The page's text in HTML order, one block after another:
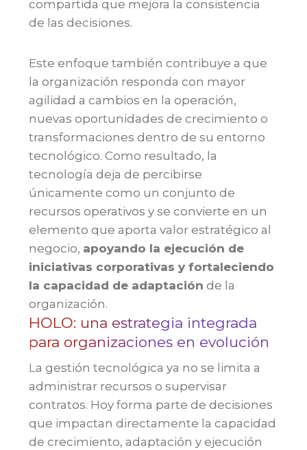
compartida que mejora la consistencia
de las decisiones.
Este enfoque también contribuye a que
la organización responda con mayor
agilidad a cambios en la operación,
nuevas oportunidades de crecimiento o
transformaciones dentro de su entorno
tecnológico. Como resultado, la
tecnología deja de percibirse
únicamente como un conjunto de
recursos operativos y se convierte en un
elemento que aporta valor estratégico al
negocio, apoyando la ejecución de
iniciativas corporativas y fortaleciendo
la capacidad de adaptación de la
organización.
HOLO: una estrategia integrada
para organizaciones en evolución
La gestión tecnológica ya no se limita a
administrar recursos o supervisar
contratos. Hoy forma parte de decisiones
que impactan directamente la capacidad
de crecimiento, adaptación y ejecución